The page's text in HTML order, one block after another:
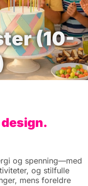
(10-
og spenning—med
og stilfulle
mens foreldre